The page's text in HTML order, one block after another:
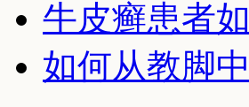
牛皮癣患者
如何从教脚